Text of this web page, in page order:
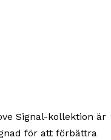
Signal-kollektion är
för att förbättra